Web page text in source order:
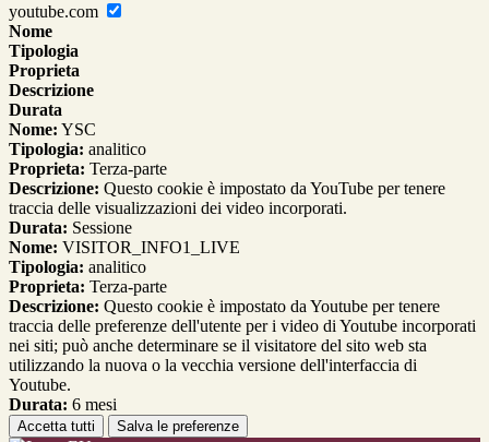
youtube.com
Nome
Tipologia
Proprieta
Descrizione
Durata
Nome: YSC
Tipologia: analitico
Proprieta: Terza-parte
Descrizione: Questo cookie è impostato da YouTube per tenere
traccia delle visualizzazioni dei video incorporati.
Durata: Sessione
Nome: VISITOR_INFO1_LIVE
Tipologia: analitico
Proprieta: Terza-parte
Descrizione: Questo cookie è impostato da Youtube per tenere
traccia delle preferenze dell'utente per i video di Youtube incorporati
nei siti; può anche determinare se il visitatore del sito web sta
utilizzando la nuova o la vecchia versione dell'interfaccia di
Youtube.
Durata: 6 mesi
Accetta tutti Salva le preferenze